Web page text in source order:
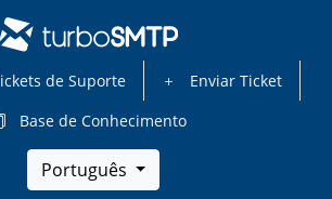
de Suporte
Enviar Ticket
Base de Conhecimento
Português